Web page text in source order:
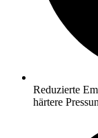
Reduzierte
härtere